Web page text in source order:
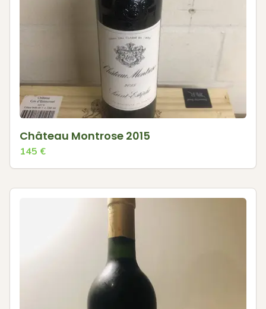
Château Montrose 2015
145 €